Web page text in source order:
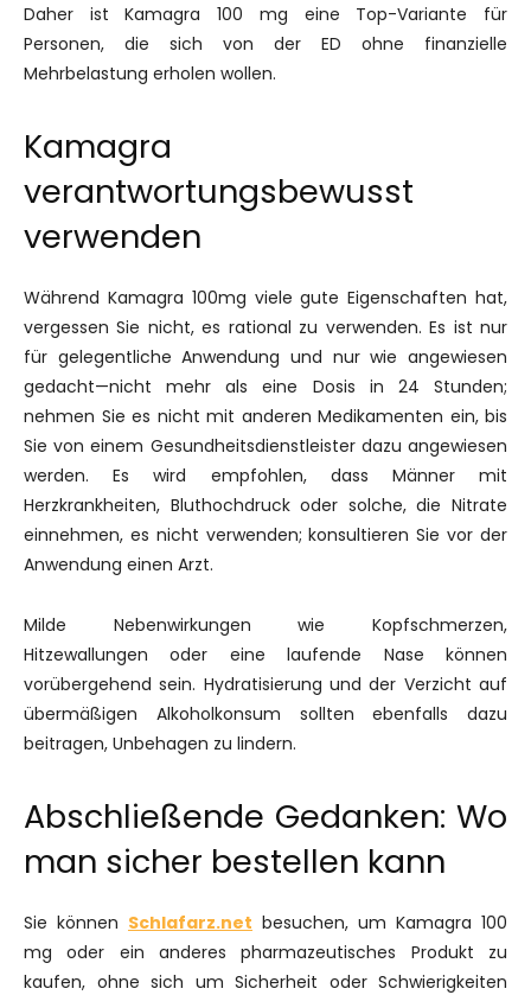
Daher ist Kamagra 100 mg eine Top-Variante für
Personen, die sich von der ED ohne finanzielle
Mehrbelastung erholen wollen.
Kamagra
verantwortungsbewusst
verwenden
Während Kamagra 100mg viele gute Eigenschaften hat,
vergessen Sie nicht, es rational zu verwenden. Es ist nur
für gelegentliche Anwendung und nur wie angewiesen
gedacht—nicht mehr als eine Dosis in 24 Stunden;
nehmen Sie es nicht mit anderen Medikamenten ein, bis
Sie von einem Gesundheitsdienstleister dazu angewiesen
werden. Es wird empfohlen, dass Männer mit
Herzkrankheiten, Bluthochdruck oder solche, die Nitrate
einnehmen, es nicht verwenden; konsultieren Sie vor der
Anwendung einen Arzt.
Milde Nebenwirkungen wie Kopfschmerzen,
Hitzewallungen oder eine laufende Nase können
vorübergehend sein. Hydratisierung und der Verzicht auf
übermäßigen Alkoholkonsum sollten ebenfalls dazu
beitragen, Unbehagen zu lindern.
Abschließende Gedanken: Wo
man sicher bestellen kann
Sie können Schlafarz.net besuchen, um Kamagra 100
mg oder ein anderes pharmazeutisches Produkt zu
kaufen, ohne sich um Sicherheit oder Schwierigkeiten